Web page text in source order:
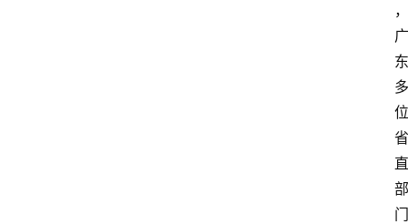
，
广
东
多
位
省
直
部
门